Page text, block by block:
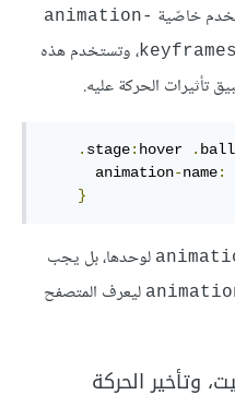
خاصّية animation-
، وتستخدم هذه
تأثيرات الحركة عليه.
. stage: hover . ball
animation-name:
}
لوحدها، بل يجب
ليعرف المتصفح
وتأخير الحركة